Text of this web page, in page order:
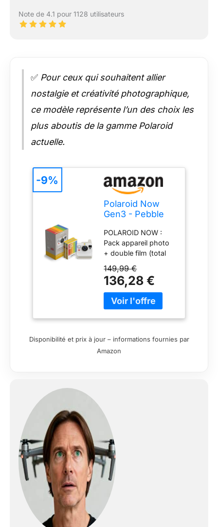
Note de 4.1 pour 1128 utilisateurs
✅ Pour ceux qui souhaitent allier
nostalgie et créativité photographique,
ce modèle représente l’un des choix les
plus aboutis de la gamme Polaroid
actuelle.
Polaroid Now
Gen3 - Pebble
Film Bundle (16
Photos)
POLAROID NOW :
Pack appareil photo
+ double film (total
l'appareil photo
instantané Polaroid
Now Generation 3
est l'appareil photo
optimisé pour des
dans des conditions
NOUVEAU ET
AMÉLIORÉ : doté
d'une meilleure
position du
posemètre, d'un
capteur de portée
amélioré, d'un
système de mise au
point automatique à
deux objectifs
149,99 €
136,28 €
-9%
Disponibilité et prix à jour – informations fournies par
Amazon